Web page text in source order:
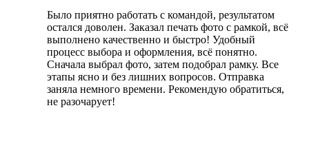
Было приятно работать с командой, результатом
остался доволен. Заказал печать фото с рамкой, всё
выполнено качественно и быстро! Удобный
процесс выбора и оформления, всё понятно.
Сначала выбрал фото, затем подобрал рамку. Все
этапы ясно и без лишних вопросов. Отправка
заняла немного времени. Рекомендую обратиться,
не разочарует!